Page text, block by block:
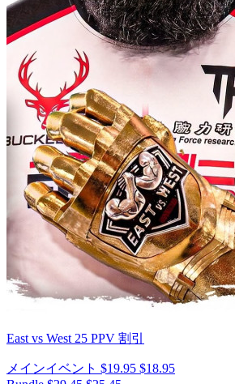
East vs West 25 PPV 割引
メインイベント $19.95 $18.95